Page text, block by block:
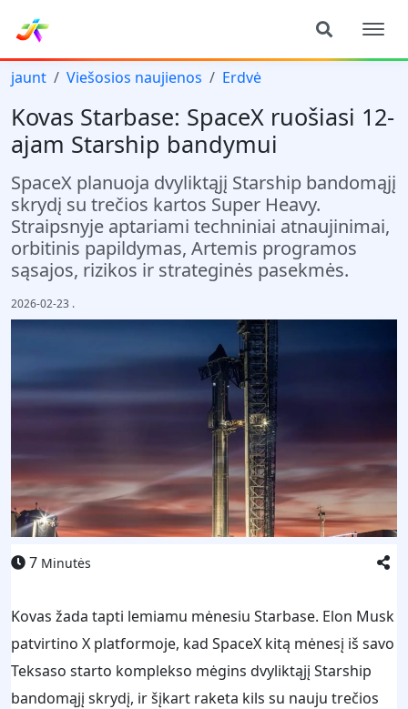
jaunt Viešosios naujienos Erdvė
Kovas Starbase: SpaceX ruošiasi 12-
ajam Starship bandymui
SpaceX planuoja dvyliktąjį Starship bandomąjį
skrydį su trečios kartos Super Heavy.
Straipsnyje aptariami techniniai atnaujinimai,
orbitinis papildymas, Artemis programos
sąsajos, rizikos ir strateginės pasekmės.
2026-02-23 .
7 Minutės
Kovas žada tapti lemiamu mėnesiu Starbase. Elon Musk
patvirtino X platformoje, kad SpaceX kitą mėnesį iš savo
Teksaso starto komplekso mėgins dvyliktąjį Starship
bandomąjį skrydį, ir šįkart raketa kils su nauju trečios